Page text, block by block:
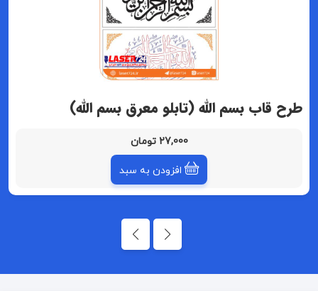
طرح قاب بسم الله (تابلو معرق بسم الله)
27,000 تومان
افزودن به سبد